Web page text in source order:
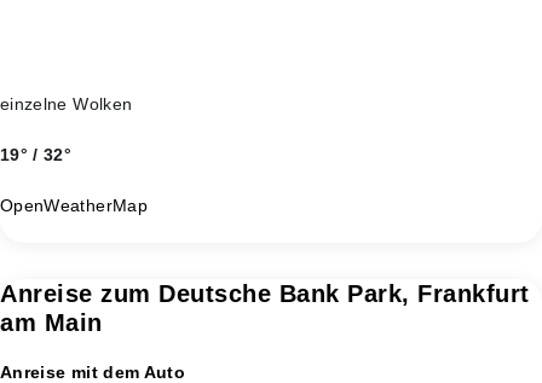
einzelne Wolken
19° / 32°
OpenWeatherMap
Anreise zum Deutsche Bank Park, Frankfurt
am Main
Anreise mit dem Auto